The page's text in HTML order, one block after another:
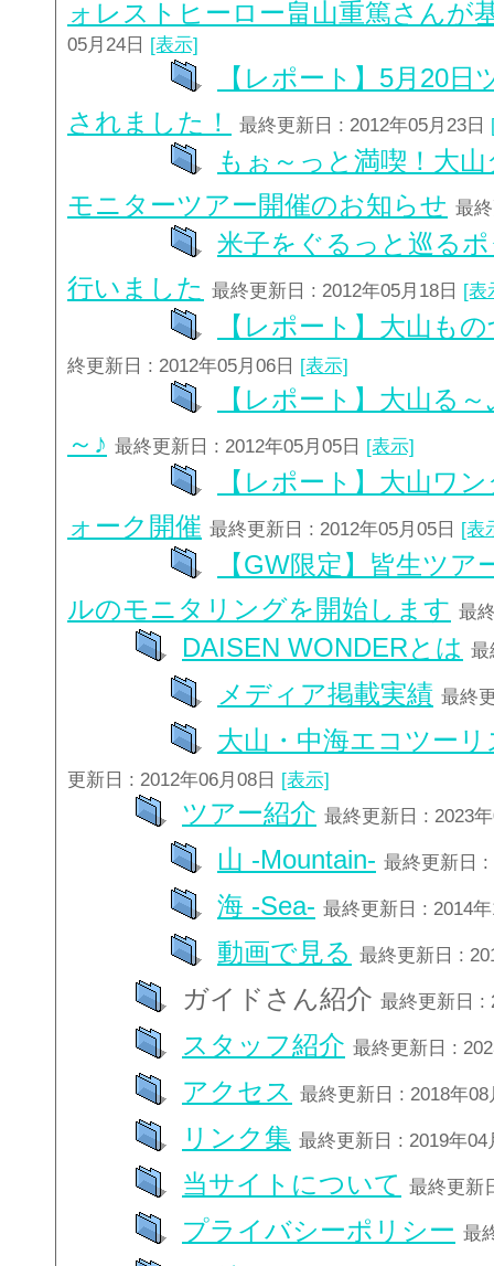
ォレストヒーロー畠山重篤さんが
05月24日 [表示]
【レポート】5月20
されました！
最終更新日 : 2012年05月23日
もぉ～っと満喫！大
モニターツアー開催のお知らせ 最
米子をぐるっと巡る
行いました 最終更新日 : 2012年05月18日 [表
【レポート】大山も
終更新日 : 2012年05月06日 [表示]
【レポート】大山る
～♪ 最終更新日 : 2012年05月05日 [表示]
【レポート】大山ワ
ォーク開催 最終更新日 : 2012年05月05日 [表
【GW限定】皆生ツ
ルのモニタリングを開始します 最
DAISEN WONDERとは 最
メディア掲載実績 最終
大山・中海エコツー
更新日 : 2012年06月08日 [表示]
ツアー紹介 最終更新日 : 2023
山 -Mountain- 最終更新日
海 -Sea- 最終更新日 : 2014
動画で見る 最終更新日 :
ガイドさん紹介 最終更新日 :
スタッフ紹介 最終更新日 :
アクセス 最終更新日 : 2018年
リンク集 最終更新日 : 2019年
当サイトについて 最終更新
プライバシーポリシー 最